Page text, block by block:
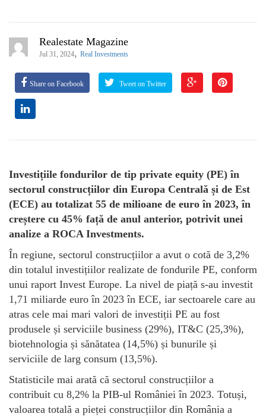
Realestate Magazine
Jul 31, 2024, Real Investments
Share on Facebook Tweet on Twitter
Investițiile fondurilor de tip private equity (PE) în
sectorul construcțiilor din Europa Centrală și de Est
(ECE) au totalizat 55 de milioane de euro în 2023, în
creștere cu 45% față de anul anterior, potrivit unei
analize a ROCA Investments.
În regiune, sectorul construcțiilor a avut o cotă de 3,2%
din totalul investițiilor realizate de fondurile PE, conform
unui raport Invest Europe. La nivel de piață s-au investit
1,71 miliarde euro în 2023 în ECE, iar sectoarele care au
atras cele mai mari valori de investiții PE au fost
produsele și serviciile business (29%), IT&C (25,3%),
biotehnologia și sănătatea (14,5%) și bunurile și
serviciile de larg consum (13,5%).
Statisticile mai arată că sectorul construcțiilor a
contribuit cu 8,2% la PIB-ul României în 2023. Totuși,
valoarea totală a pieței construcțiilor din România a